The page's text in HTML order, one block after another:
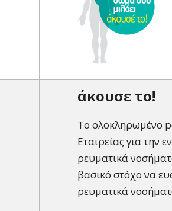
άκουσε το!
Το ολοκληρωμένο
Εταιρείας για την
ρευματικά
βασικό στόχο να
ρευματικά